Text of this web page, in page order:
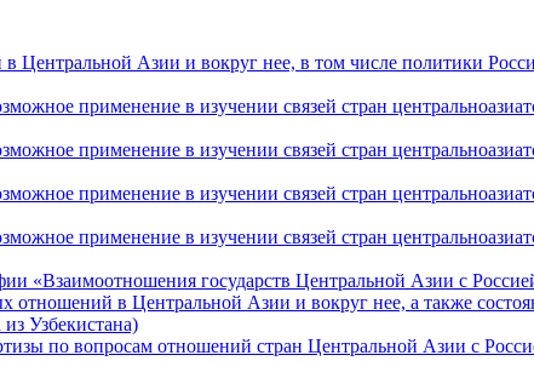
Азии и вокруг нее, в том числе политики
применение в изучении связей стран
применение в изучении связей стран
применение в изучении связей стран
применение в изучении связей стран
«Взаимоотношения государств Центральной Азии с
в Центральной Азии и вокруг нее, а также
Узбекистана)
по вопросам отношений стран Центральной Азии с